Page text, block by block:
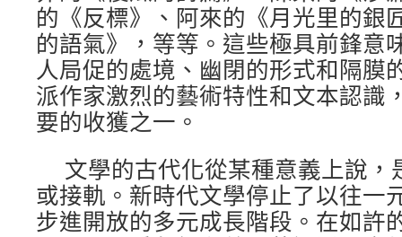
的《反標》、阿來的《月光里的銀
的語氣》，等等。這些極具前鋒意
人局促的處境、幽閉的形式和隔膜
派作家激烈的藝術特性和文本認識
要的收獲之一。
文學的古代化從某種意義上說
或接軌。新時代文學停止了以往一
步進開放的多元成長階段。在如許